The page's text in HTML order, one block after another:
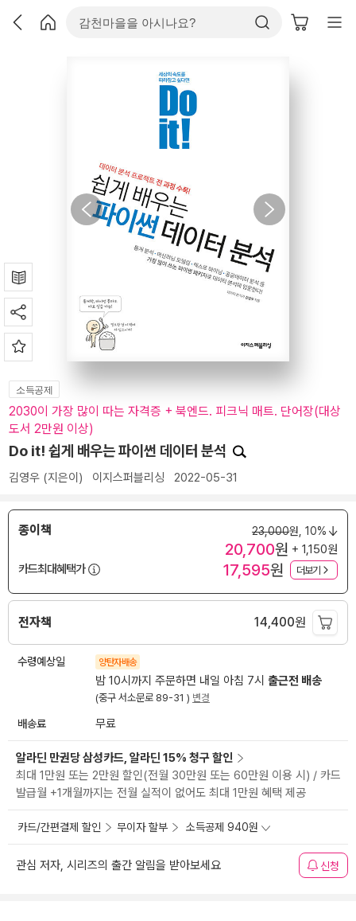
소득공제
2030이 가장 많이 따는 자격증 + 북엔드. 피크닉 매트. 단어장(대상
도서 2만원 이상)
Do it! 쉽게 배우는 파이썬 데이터 분석
김영우 (지은이) 이지스퍼블리싱 2022-05-31
종이책 23,000원, 10%
20,700원 + 1,150원
카드최대혜택가
17,595원 더보기
전자책 14,400원
수령예상일 양탄자배송
밤 10시까지 주문하면 내일 아침 7시 출근전 배송
(중구 서소문로 89-31 ) 변경
배송료 무료
알라딘 만권당 삼성카드, 알라딘 15% 청구 할인
최대 1만원 또는 2만원 할인(전월 30만원 또는 60만원 이용 시) / 카드
발급월 +1개월까지는 전월 실적이 없어도 최대 1만원 혜택 제공
카드/간편결제 할인 무이자 할부 소득공제 940원
관심 저자, 시리즈의 출간 알림을 받아보세요 신청